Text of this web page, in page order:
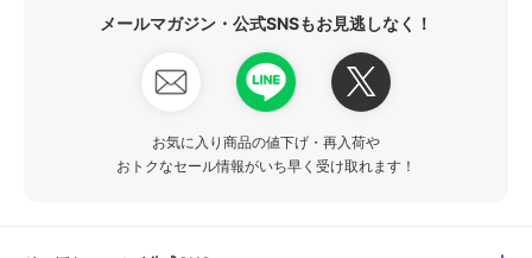
メールマガジン・公式SNSもお見逃しなく！
お気に入り商品の値下げ・再入荷や
おトクなセール情報がいち早く受け取れます！